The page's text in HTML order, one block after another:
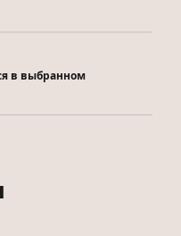
в выбранном